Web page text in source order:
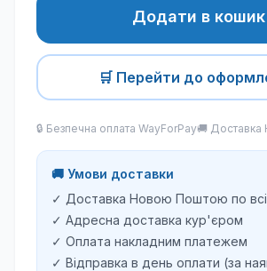
Додати в кошик
🛒 Перейти до
🔒 Безпечна оплата WayForPay🚚
🚚 Умови доставки
✓ Доставка Новою Поштою по всій
✓ Адресна доставка кур'єром
✓ Оплата накладним платежем
✓ Відправка в день оплати (за